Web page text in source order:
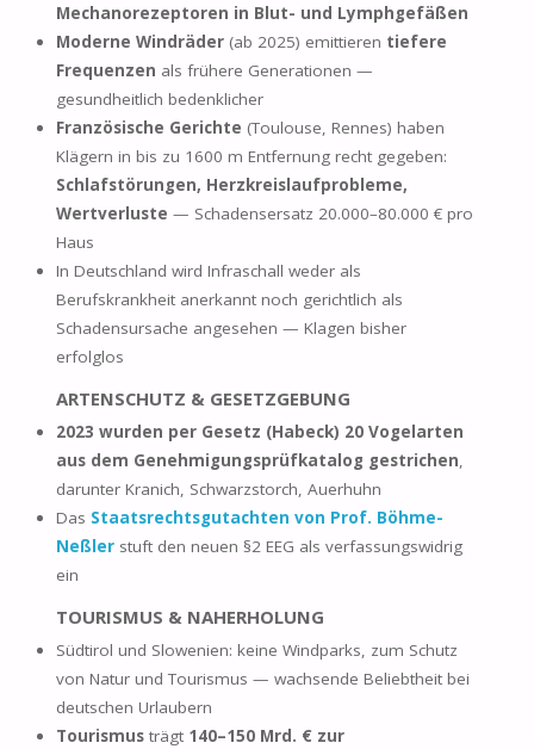
Mechanorezeptoren in Blut- und Lymphgefäßen
Moderne Windräder (ab 2025) emittieren tiefere
Frequenzen als frühere Generationen —
gesundheitlich bedenklicher
Französische Gerichte (Toulouse, Rennes) haben
Klägern in bis zu 1600 m Entfernung recht gegeben:
Schlafstörungen, Herzkreislaufprobleme,
Wertverluste — Schadensersatz 20.000–80.000 € pro
Haus
In Deutschland wird Infraschall weder als
Berufskrankheit anerkannt noch gerichtlich als
Schadensursache angesehen — Klagen bisher
erfolglos
ARTENSCHUTZ & GESETZGEBUNG
2023 wurden per Gesetz (Habeck) 20 Vogelarten
aus dem Genehmigungsprüfkatalog gestrichen,
darunter Kranich, Schwarzstorch, Auerhuhn
Das Staatsrechtsgutachten von Prof. Böhme-
Neßler stuft den neuen §2 EEG als verfassungswidrig
ein
TOURISMUS & NAHERHOLUNG
Südtirol und Slowenien: keine Windparks, zum Schutz
von Natur und Tourismus — wachsende Beliebtheit bei
deutschen Urlaubern
Tourismus trägt 140–150 Mrd. € zur